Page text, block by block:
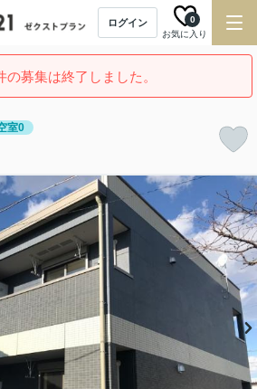
ログイン
お気に入り
0
の募集は終了しました。
室0